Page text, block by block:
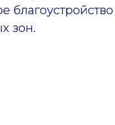
зон.